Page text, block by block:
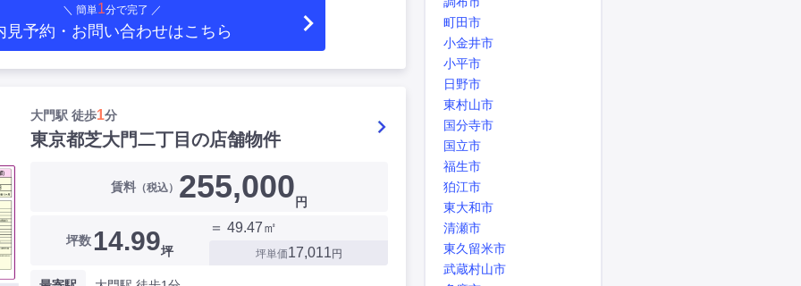
＼ 簡単1分で完了 ／
見予約・お問い合わせはこちら
大門駅 徒歩1分
東京都芝大門二丁目の店舗物件
賃料 （税込） 255,000 円
坪数 14.99坪
＝ 49.47㎡
坪単価17,011 円
町田市
小金井市
小平市
日野市
東村山市
国分寺市
国立市
福生市
狛江市
東大和市
清瀬市
東久留米市
武蔵村山市